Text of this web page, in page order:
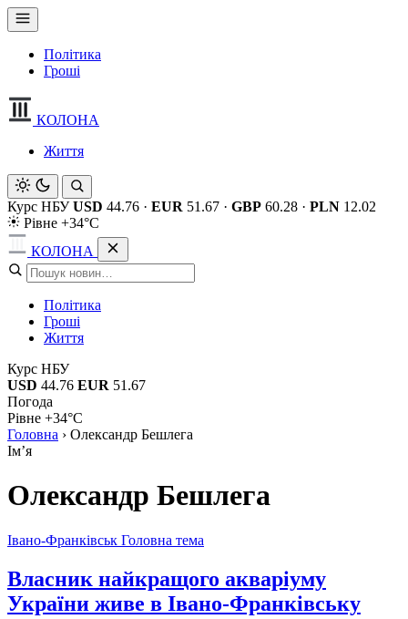
Політика
Гроші
КОЛОНА
Життя
Курс НБУ USD 44.76 · EUR 51.67 · GBP 60.28 · PLN 12.02
Рівне +34°C
КОЛОНА
Політика
Гроші
Життя
Курс НБУ
USD 44.76 EUR 51.67
Погода
Рівне +34°C
Головна › Олександр Бешлега
Імʼя
Олександр Бешлега
Івано-Франківськ Головна тема
Власник найкращого акваріуму
України живе в Івано-Франківську